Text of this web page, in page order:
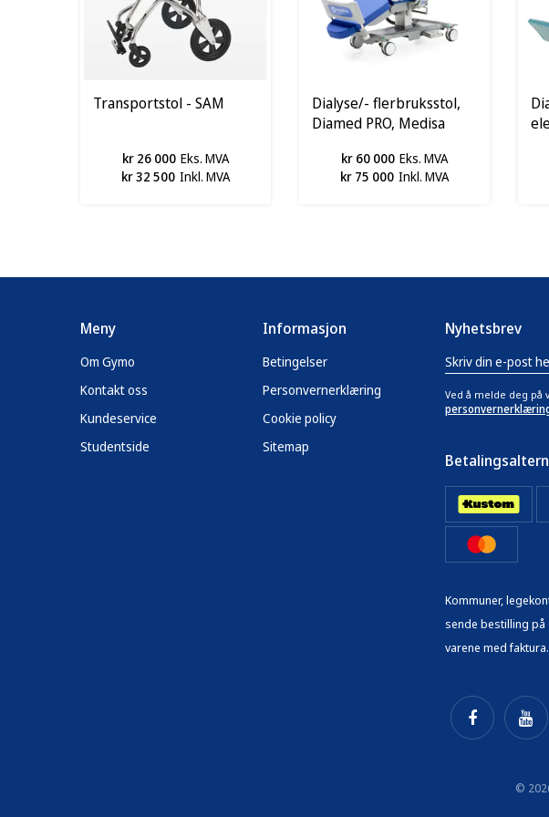
Transportstol - SAM
kr 26 000 Eks. MVA
kr 32 500 Inkl. MVA
Dialyse/- flerbruksstol,
Diamed PRO, Medisa
kr 60 000 Eks. MVA
kr 75 000 Inkl. MVA
Meny
Om Gymo
Kontakt oss
Kundeservice
Studentside
Informasjon
Betingelser
Personvernerklæring
Cookie policy
Sitemap
Nyhetsbrev
Ved å melde deg på
Kommuner,
sende bestilling
varene med faktura.
©